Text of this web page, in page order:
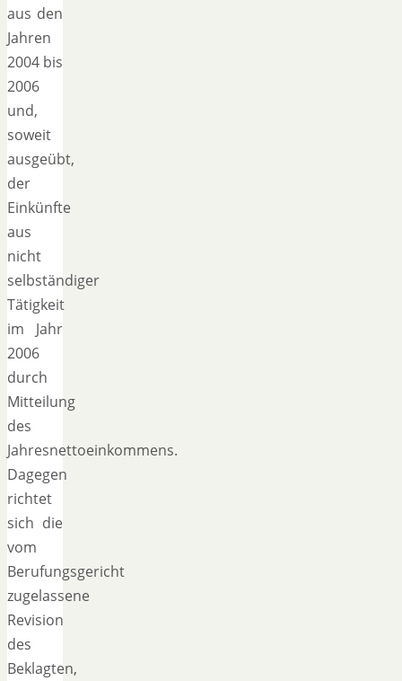
aus den
Jahren
2004 bis
2006
und,
soweit
ausgeübt,
der
Einkünfte
aus
nicht
selbständiger
Tätigkeit
im Jahr
2006
durch
Mitteilung
des
Jahresnettoeinkommens.
Dagegen
richtet
sich die
vom
Berufungsgericht
zugelassene
Revision
des
Beklagten,